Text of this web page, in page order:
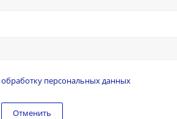
обработку персональных данных
Отменить